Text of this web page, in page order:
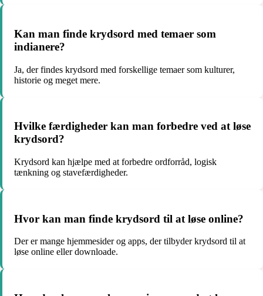
Kan man finde krydsord med temaer som
indianere?
Ja, der findes krydsord med forskellige temaer som kulturer,
historie og meget mere.
Hvilke færdigheder kan man forbedre ved at løse
krydsord?
Krydsord kan hjælpe med at forbedre ordforråd, logisk
tænkning og stavefærdigheder.
Hvor kan man finde krydsord til at løse online?
Der er mange hjemmesider og apps, der tilbyder krydsord til at
løse online eller downloade.